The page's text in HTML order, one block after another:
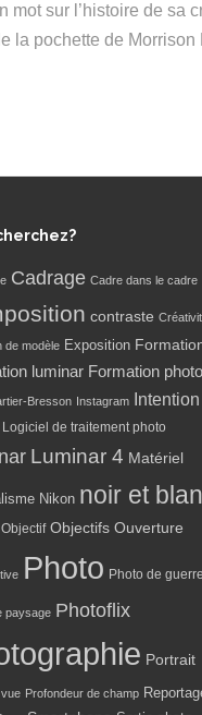
mot sur l’histoire de sa
la pochette de
Cadrage Cadre dans le cadre
contraste
de modèle Exposition
luminar Formation photo
Bresson Instagram Intention
Logiciel de traitement photo
Luminar 4 Matériel
Nikon noir et
Objectif Objectifs Ouverture
Photo Photo de guerre
paysage Photoflix
Portrait
Profondeur de champ